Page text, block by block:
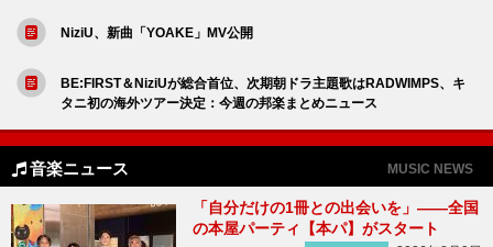
NiziU、新曲「YOAKE」MV公開
BE:FIRST＆NiziUが総合首位、次期朝ドラ主題歌はRADWIMPS、キ
タニ初の海外ツアー決定：今週の邦楽まとめニュース
音楽ニュース MUSIC NEWS
「自分だけの1冊との出会いを」――全国
の本屋パーティ【本パ】がスタート